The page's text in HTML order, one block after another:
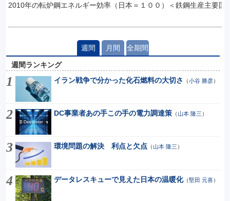
2010年の転炉鋼エネルギー効率（日本＝１００）＜鉄鋼生産主要国
週間 月間 全期間
週間ランキング
イラン戦争で分かった化石燃料の大切さ
（小谷 勝彦）
DC事業者あの手この手の電力調達策（山本 隆三 ）
環境問題の解決 利点と欠点 （山本 隆三 ）
データレスキューで見えた日本の温暖化（堅田 元喜）